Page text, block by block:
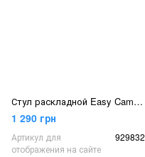
Стул раскладной Easy Camp Wave Ocean Blue (420068)
1 290 грн
Артикул для
отображения на сайте
929832